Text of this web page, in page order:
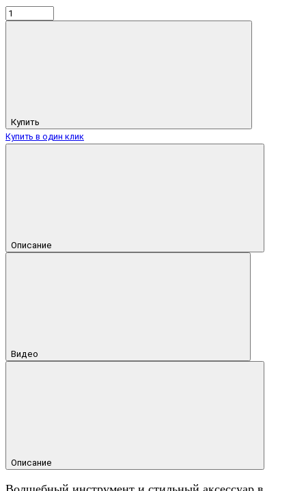
Купить
Купить в один клик
Описание
Видео
Описание